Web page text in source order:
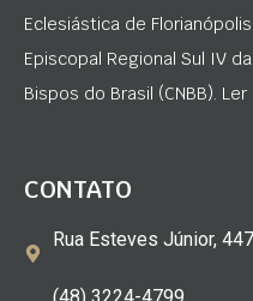
Eclesiástica de
Episcopal Regional Sul IV
Bispos do Brasil (CNBB). Ler
CONTATO
Rua Esteves Júnior,